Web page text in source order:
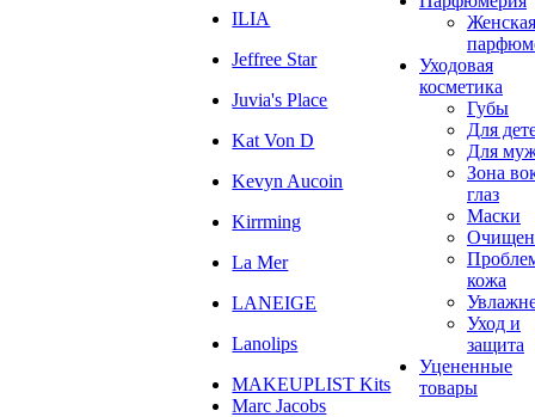
ILIA
Jeffree Star
Juvia's Place
Kat Von D
Kevyn Aucoin
Kirrming
La Mer
LANEIGE
Lanolips
MAKEUPLIST Kits
Marc Jacobs
Женская
Уходовая
косметика
Губы
Для
Для
Зона
глаз
Маски
кожа
Уход и
защита
Уцененные
товары